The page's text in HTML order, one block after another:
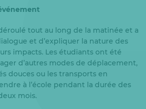
tout au long de la matinée et a
et d’expliquer la nature des
impacts. Les étudiants ont été
d’autres modes de déplacement,
douces ou les transports en
à l’école pendant la durée des
mois.